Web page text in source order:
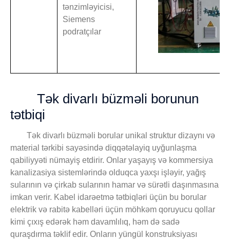
tənzimləyicisi,
Siemens
podratçılar
Tək divarlı büzməli borunun
tətbiqi
Tək divarlı büzməli borular unikal struktur dizaynı və
material tərkibi sayəsində diqqətəlayiq uyğunlaşma
qabiliyyəti nümayiş etdirir. Onlar yaşayış və kommersiya
kanalizasiya sistemlərində olduqca yaxşı işləyir, yağış
sularının və çirkab sularının hamar və sürətli daşınmasına
imkan verir. Kabel idarəetmə tətbiqləri üçün bu borular
elektrik və rabitə kabelləri üçün möhkəm qoruyucu qollar
kimi çıxış edərək həm davamlılıq, həm də sadə
quraşdırma təklif edir. Onların yüngül konstruksiyası